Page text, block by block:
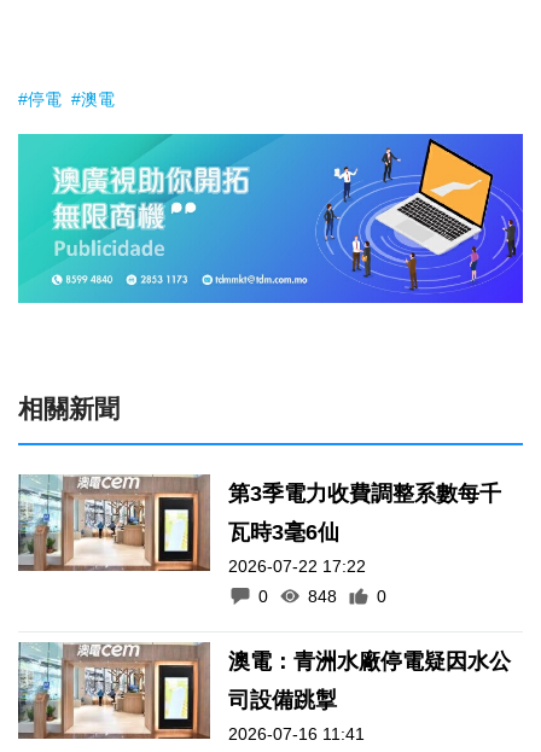
#停電 #澳電
相關新聞
第3季電力收費調整系數每千
瓦時3毫6仙
2026-07-22 17:22
0
848 0
澳電：青洲水廠停電疑因水公
司設備跳掣
2026-07-16 11:41